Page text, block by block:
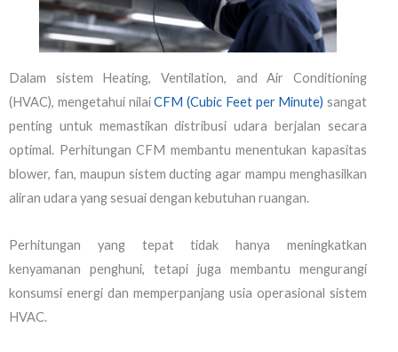
Dalam sistem Heating, Ventilation, and Air Conditioning
(HVAC), mengetahui nilaiCFM (Cubic Feet per Minute) sangat
penting untuk memastikan distribusi udara berjalan secara
optimal. Perhitungan CFM membantu menentukan kapasitas
blower, fan, maupun sistem ducting agar mampu menghasilkan
aliran udara yang sesuai dengan kebutuhan ruangan.
Perhitungan yang tepat tidak hanya meningkatkan
kenyamanan penghuni, tetapi juga membantu mengurangi
konsumsi energi dan memperpanjang usia operasional sistem
HVAC.